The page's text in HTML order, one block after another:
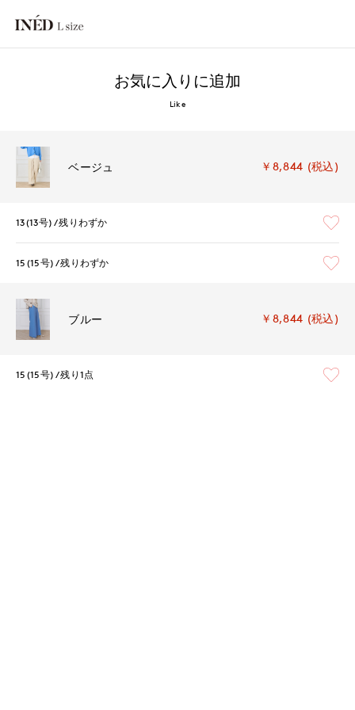
お気に入りに追加
Like
ベージュ ￥8,844 (税込)
13(13号) 残りわずか
15(15号) 残りわずか
ブルー ￥8,844 (税込)
15(15号) 残り1点